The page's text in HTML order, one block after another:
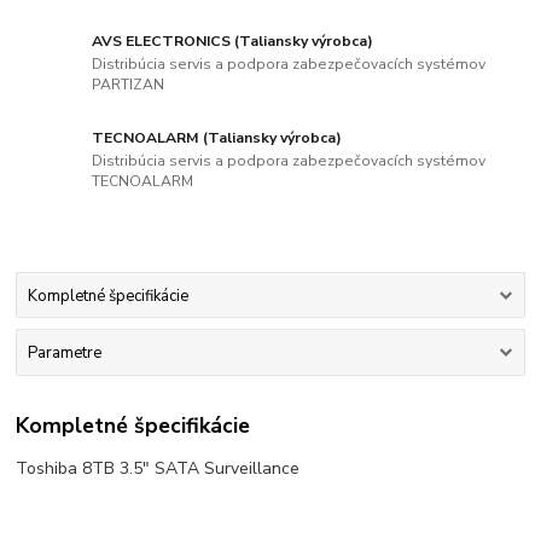
AVS ELECTRONICS (Taliansky výrobca)
Distribúcia servis a podpora zabezpečovacích systémov
PARTIZAN
TECNOALARM (Taliansky výrobca)
Distribúcia servis a podpora zabezpečovacích systémov
TECNOALARM
Kompletné špecifikácie
Parametre
Kompletné špecifikácie
Toshiba 8TB 3.5" SATA Surveillance